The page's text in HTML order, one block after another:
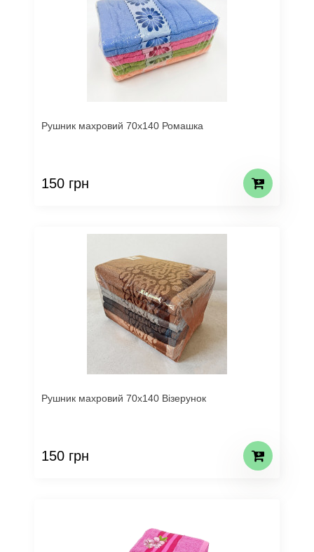
Рушник махровий 70х140 Ромашка
150 грн
Рушник махровий 70х140 Візерунок
150 грн